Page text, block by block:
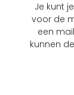
Je kunt
voor de
een
kunnen